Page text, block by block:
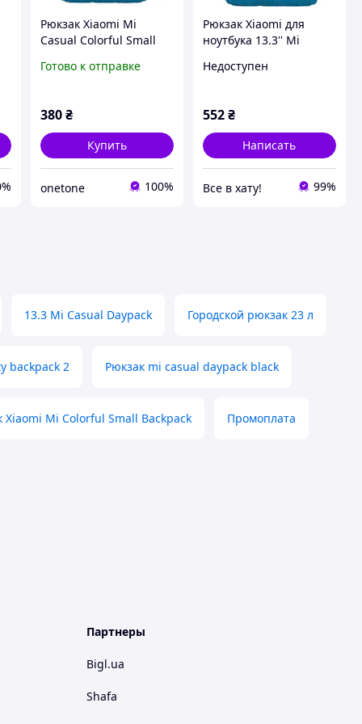
Рюкзак Xiaomi Mi
Casual Colorful Small
Готово к отправке
380 ₴
Купить
onetone 100%
Рюкзак Xiaomi для
ноутбука 13.3'' Mi
голубой, городской,
Недоступен
552₴
Написать
Все в хату! 99%
13.3 Mi Casual Daypack Городской рюкзак 23 л
backpack 2 Рюкзак mi casual daypack black
Xiaomi Mi Colorful Small Backpack Промоплата
Партнеры
Bigl.ua
Shafa